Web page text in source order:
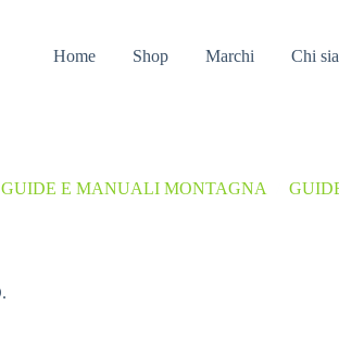
Home Shop Marchi Chi
GUIDE E MANUALI MONTAGNA